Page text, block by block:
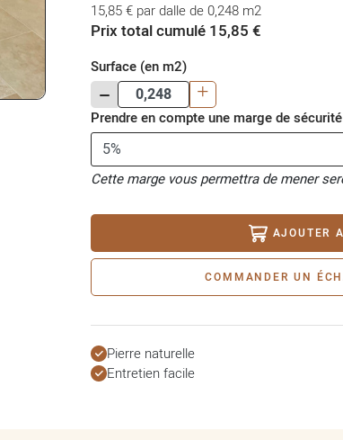
15,85 € par dalle de 0,248 m2
Prix total cumulé 15,85 €
Surface (en m2)
+
-
Prendre en compte une marge de sécurité
Cette marge vous permettra de mener
AJOUTER
COMMANDER UN
Pierre naturelle
Entretien facile